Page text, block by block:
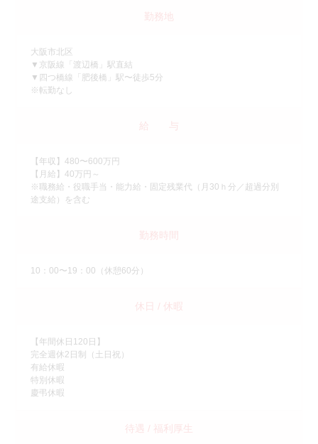
勤務地
大阪市北区
▼京阪線「渡辺橋」駅直結
▼四つ橋線「肥後橋」駅〜徒歩5分
※転勤なし
給 与
【年収】480〜600万円
【月給】40万円～
※職務給・役職手当・能力給・固定残業代（月30ｈ分／超過分別
途支給）を含む
勤務時間
10：00〜19：00（休憩60分）
休日 / 休暇
【年間休日120日】
完全週休2日制（土日祝）
有給休暇
特別休暇
慶弔休暇
待遇 / 福利厚生